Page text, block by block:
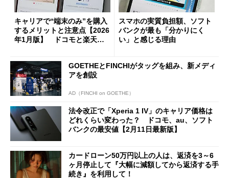
キャリアで“端末のみ”を購入
するメリットと注意点【2026
年1月版】 ドコモと楽天モ
スマホの実質負担額、ソフト
バンクが最も「分かりにく
い」と感じる理由
GOETHEとFINCHIがタッグを組み、新メディ
アを創設
AD（FINCHI on GOETHE）
法令改正で「Xperia 1 IV」のキャリア価格は
どれくらい変わった？ ドコモ、au、ソフト
バンクの最安値【2月11日最新版】
カードローン50万円以上の人は、返済を3～6
ヶ月停止して『大幅に減額してから返済する手
続き』を利用して！